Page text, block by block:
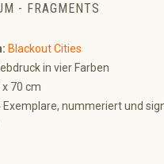
- FRAGMENTS
Blackout Cities
in vier Farben
x 70 cm
Exemplare, nummeriert und